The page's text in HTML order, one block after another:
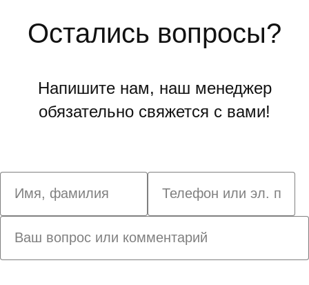
Остались вопросы?
Напишите нам, наш менеджер
обязательно свяжется с вами!